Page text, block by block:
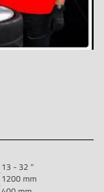
13 - 32 "
1200 mm